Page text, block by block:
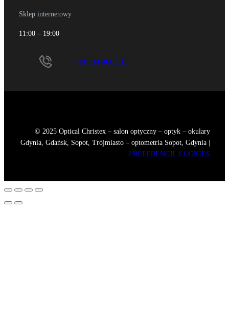
Sklep internetowy
11:00 – 19:00
+48 734 406 511
© 2025 Optical Christex – salon optyczny – optyk – okulary
Gdynia, Gdańsk, Sopot, Trójmiasto – optometria Sopot, Gdynia |
PREFERENCJE COOKIES